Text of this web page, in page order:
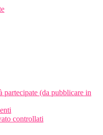
partecipate (da pubblicare in
controllati